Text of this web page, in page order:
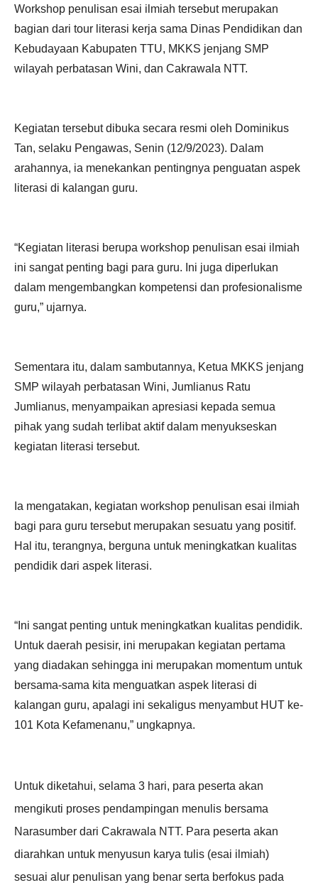
Workshop penulisan esai ilmiah tersebut merupakan
bagian dari tour literasi kerja sama Dinas Pendidikan dan
Kebudayaan Kabupaten TTU, MKKS jenjang SMP
wilayah perbatasan Wini, dan Cakrawala NTT.
Kegiatan tersebut dibuka secara resmi oleh Dominikus
Tan, selaku Pengawas, Senin (12/9/2023). Dalam
arahannya, ia menekankan pentingnya penguatan aspek
literasi di kalangan guru.
“Kegiatan literasi berupa workshop penulisan esai ilmiah
ini sangat penting bagi para guru. Ini juga diperlukan
dalam mengembangkan kompetensi dan profesionalisme
guru,” ujarnya.
Sementara itu, dalam sambutannya, Ketua MKKS jenjang
SMP wilayah perbatasan Wini, Jumlianus Ratu
Jumlianus, menyampaikan apresiasi kepada semua
pihak yang sudah terlibat aktif dalam menyukseskan
kegiatan literasi tersebut.
Ia mengatakan, kegiatan workshop penulisan esai ilmiah
bagi para guru tersebut merupakan sesuatu yang positif.
Hal itu, terangnya, berguna untuk meningkatkan kualitas
pendidik dari aspek literasi.
“Ini sangat penting untuk meningkatkan kualitas pendidik.
Untuk daerah pesisir, ini merupakan kegiatan pertama
yang diadakan sehingga ini merupakan momentum untuk
bersama-sama kita menguatkan aspek literasi di
kalangan guru, apalagi ini sekaligus menyambut HUT ke-
101 Kota Kefamenanu,” ungkapnya.
Untuk diketahui, selama 3 hari, para peserta akan
mengikuti proses pendampingan menulis bersama
Narasumber dari Cakrawala NTT. Para peserta akan
diarahkan untuk menyusun karya tulis (esai ilmiah)
sesuai alur penulisan yang benar serta berfokus pada